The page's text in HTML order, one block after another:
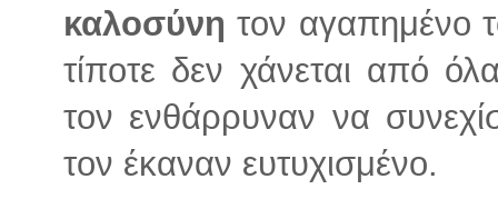
καλοσύνητον αγαπημένο
τίποτε δεν χάνεται από
τον ενθάρρυναν να
τον έκαναν ευτυχισμένο.